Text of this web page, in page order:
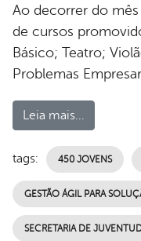
Ao decorrer do
de cursos
Básico; Teatro;
Problemas
Leia mais...
tags: 450 JOVENS
GESTÃO ÁGIL PARA
SECRETARIA DE